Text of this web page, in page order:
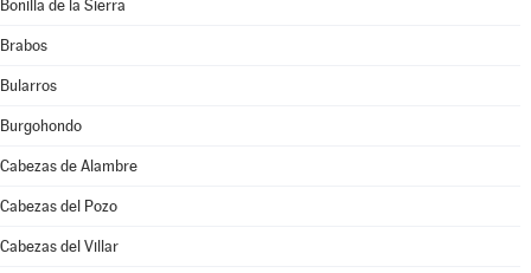
Bonilla de la Sierra
Brabos
Bularros
Burgohondo
Cabezas de Alambre
Cabezas del Pozo
Cabezas del Villar